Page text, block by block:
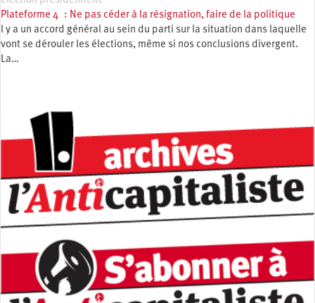
Plateforme 4 : Ne pas céder à la résignation, faire de la politique
l y a un accord général au sein du parti sur la situation dans laquelle
vont se dérouler les élections, même si nos conclusions divergent.
La…